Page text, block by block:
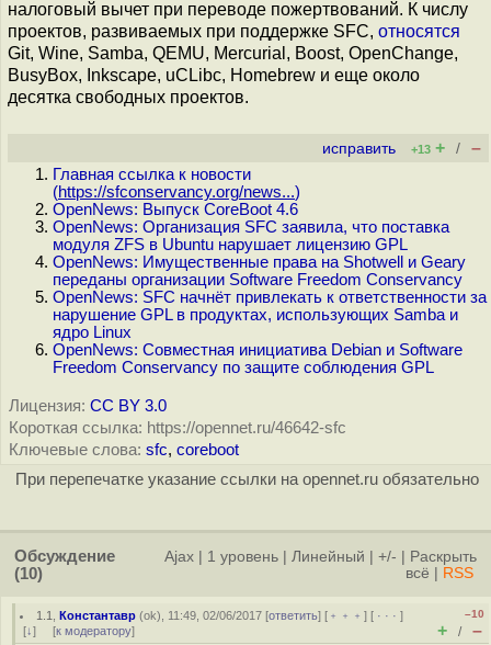
налоговый вычет при переводе пожертвований. К числу
проектов, развиваемых при поддержке SFC, относятся
Git, Wine, Samba, QEMU, Mercurial, Boost, OpenChange,
BusyBox, Inkscape, uCLibc, Homebrew и еще около
десятка свободных проектов.
исправить +13 + / –
Главная ссылка к новости
(https://sfconservancy.org/news...)
OpenNews: Выпуск CoreBoot 4.6
OpenNews: Организация SFC заявила, что поставка
модуля ZFS в Ubuntu нарушает лицензию GPL
OpenNews: Имущественные права на Shotwell и Geary
переданы организации Software Freedom Conservancy
OpenNews: SFC начнёт привлекать к ответственности за
нарушение GPL в продуктах, использующих Samba и
ядро Linux
OpenNews: Совместная инициатива Debian и Software
Freedom Conservancy по защите соблюдения GPL
Лицензия: CC BY 3.0
Короткая ссылка: https://opennet.ru/46642-sfc
Ключевые слова: sfc, coreboot
При перепечатке указание ссылки на opennet.ru обязательно
Обсуждение
(10)
Ajax 1 уровень Линейный +/-
Раскрыть
всё
RSS
1.1 ,Константавр (ok), 11:49, 02/06/2017 [ответить] [ ﹢﹢﹢] [ · · ·]
[↓] [к модератору]
–10
+ / –